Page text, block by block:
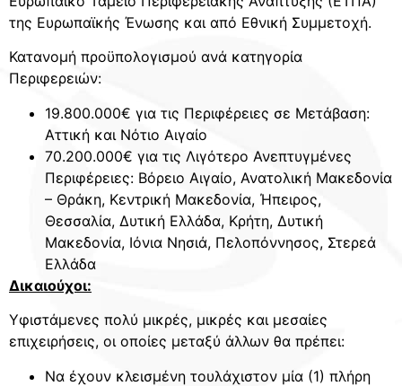
της Ευρωπαϊκής Ένωσης και από Εθνική Συμμετοχή.
Κατανομή προϋπολογισμού ανά κατηγορία
Περιφερειών:
19.800.000€ για τις Περιφέρειες σε Μετάβαση:
Αττική και Νότιο Αιγαίο
70.200.000€ για τις Λιγότερο Ανεπτυγμένες
Περιφέρειες: Βόρειο Αιγαίο, Ανατολική Μακεδονία
– Θράκη, Κεντρική Μακεδονία, Ήπειρος,
Θεσσαλία, Δυτική Ελλάδα, Κρήτη, Δυτική
Μακεδονία, Ιόνια Νησιά, Πελοπόννησος, Στερεά
Ελλάδα
Δικαιούχοι:
Yφιστάμενες πολύ μικρές, μικρές και μεσαίες
επιχειρήσεις, οι οποίες μεταξύ άλλων θα πρέπει:
Να έχουν κλεισμένη τουλάχιστον μία (1) πλήρη